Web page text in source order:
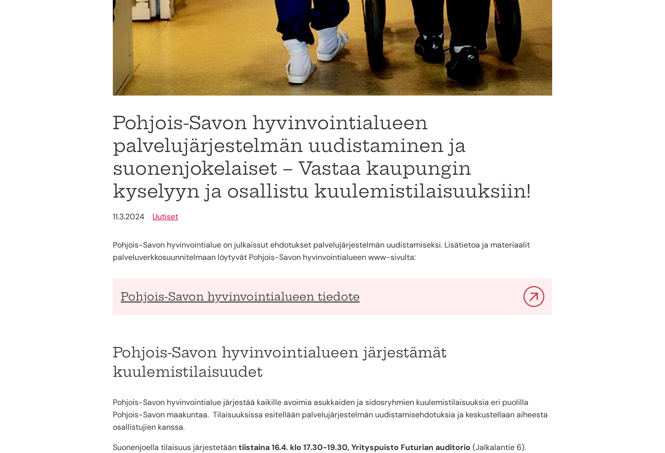
Pohjois-Savon hyvinvointialueen
palvelujärjestelmän uudistaminen ja
suonenjokelaiset – Vastaa kaupungin
kyselyyn ja osallistu kuulemistilaisuuksiin!
11.3.2024 Uutiset
Pohjois-Savon hyvinvointialue on julkaissut ehdotukset palvelujärjestelmän uudistamiseksi. Lisätietoa ja materiaalit
palveluverkkosuunnitelmaan löytyvät Pohjois-Savon hyvinvointialueen www-sivulta:
Pohjois-Savon hyvinvointialueen tiedote
Pohjois-Savon hyvinvointialueen järjestämät
kuulemistilaisuudet
Pohjois-Savon hyvinvointialue järjestää kaikille avoimia asukkaiden ja sidosryhmien kuulemistilaisuuksia eri puolilla
Pohjois-Savon maakuntaa. Tilaisuuksissa esitellään palvelujärjestelmän uudistamisehdotuksia ja keskustellaan aiheesta
osallistujien kanssa.
Suonenjoella tilaisuus järjestetääntiistaina 16.4. klo 17.30-19.30, Yrityspuisto Futurian auditorio (Jalkalantie 6).